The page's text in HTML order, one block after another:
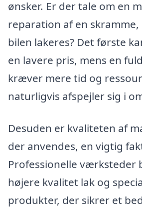
ønsker. Er der tale om en
reparation af en skramme,
bilen lakeres? Det første
en lavere pris, mens en
kræver mere tid og
naturligvis afspejler sig i
Desuden er kvaliteten af
der anvendes, en vigtig
Professionelle værksteder
højere kvalitet lak og
produkter, der sikrer et